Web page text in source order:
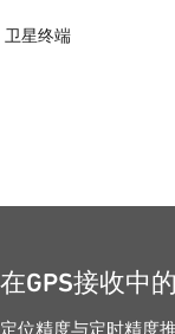
卫星终端
在GPS接收中
定位精度与定时精度